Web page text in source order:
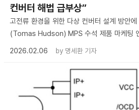
컨버터 해법 급부상”
고전류 환경을 위한 다상 컨버터 설계 방안
(Tomas Hudson) MPS 수석 제품 마케팅
2026.02.06
by 명세환 기자